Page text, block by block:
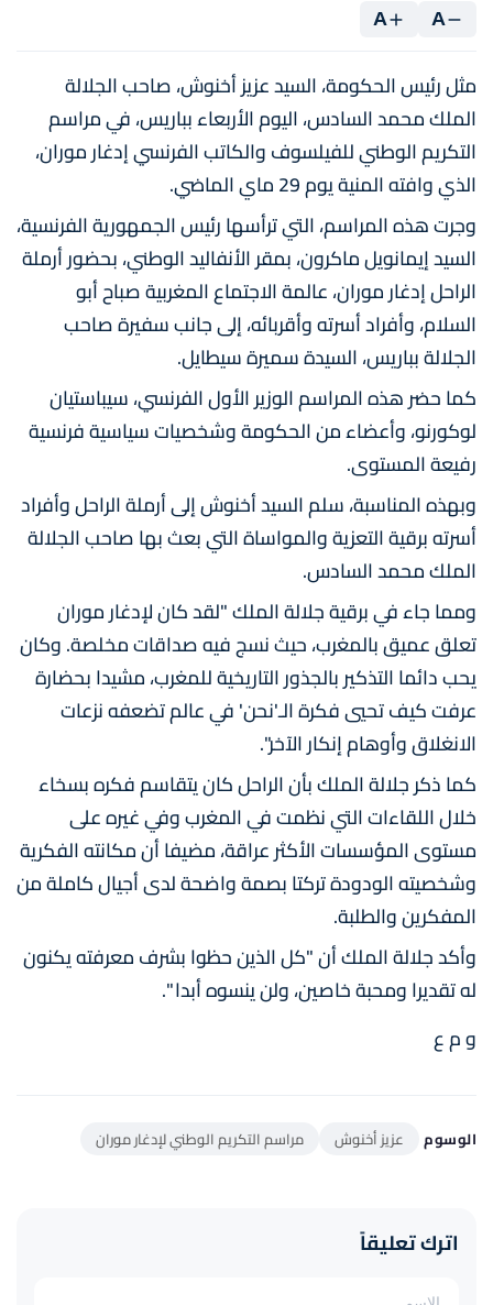
A
A
مثل رئيس الحكومة، السيد عزيز أخنوش، صاحب الجلالة
الملك محمد السادس، اليوم الأربعاء بباريس، في مراسم
التكريم الوطني للفيلسوف والكاتب الفرنسي إدغار موران،
الذي وافته المنية يوم 29 ماي الماضي.
وجرت هذه المراسم، التي ترأسها رئيس الجمهورية الفرنسية،
السيد إيمانويل ماكرون، بمقر الأنفاليد الوطني، بحضور أرملة
الراحل إدغار موران، عالمة الاجتماع المغربية صباح أبو
السلام، وأفراد أسرته وأقربائه، إلى جانب سفيرة صاحب
الجلالة بباريس، السيدة سميرة سيطايل.
كما حضر هذه المراسم الوزير الأول الفرنسي، سيباستيان
لوكورنو، وأعضاء من الحكومة وشخصيات سياسية فرنسية
رفيعة المستوى.
وبهذه المناسبة، سلم السيد أخنوش إلى أرملة الراحل وأفراد
أسرته برقية التعزية والمواساة التي بعث بها صاحب الجلالة
الملك محمد السادس.
ومما جاء في برقية جلالة الملك "لقد كان لإدغار موران
تعلق عميق بالمغرب، حيث نسج فيه صداقات مخلصة. وكان
يحب دائما التذكير بالجذور التاريخية للمغرب، مشيدا بحضارة
عرفت كيف تحيي فكرة الـ'نحن' في عالم تضعفه نزعات
الانغلاق وأوهام إنكار الآخر".
كما ذكر جلالة الملك بأن الراحل كان يتقاسم فكره بسخاء
خلال اللقاءات التي نظمت في المغرب وفي غيره على
مستوى المؤسسات الأكثر عراقة، مضيفا أن مكانته الفكرية
وشخصيته الودودة تركتا بصمة واضحة لدى أجيال كاملة من
المفكرين والطلبة.
وأكد جلالة الملك أن "كل الذين حظوا بشرف معرفته يكنون
له تقديرا ومحبة خاصين، ولن ينسوه أبدا ".
و م ع
الوسوم عزيز أخنوش مراسم التكريم الوطني لإدغار موران
اترك تعليقاً